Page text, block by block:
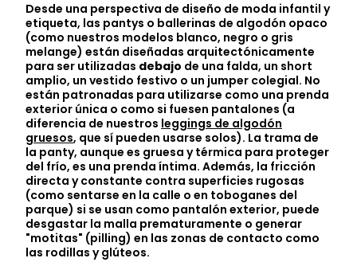
Desde una perspectiva de diseño de moda infantil y
etiqueta, las pantys o ballerinas de algodón opaco
(como nuestros modelos blanco, negro o gris
melange) están diseñadas arquitectónicamente
para ser utilizadas debajo de una falda, un short
amplio, un vestido festivo o un jumper colegial. No
están patronadas para utilizarse como una prenda
exterior única o como si fuesen pantalones (a
diferencia de nuestros leggings de algodón
gruesos, que sí pueden usarse solos). La trama de
la panty, aunque es gruesa y térmica para proteger
del frío, es una prenda íntima. Además, la fricción
directa y constante contra superficies rugosas
(como sentarse en la calle o en toboganes del
parque) si se usan como pantalón exterior, puede
desgastar la malla prematuramente o generar
"motitas" (pilling) en las zonas de contacto como
las rodillas y glúteos.